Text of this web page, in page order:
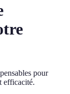
pour
efficacité.